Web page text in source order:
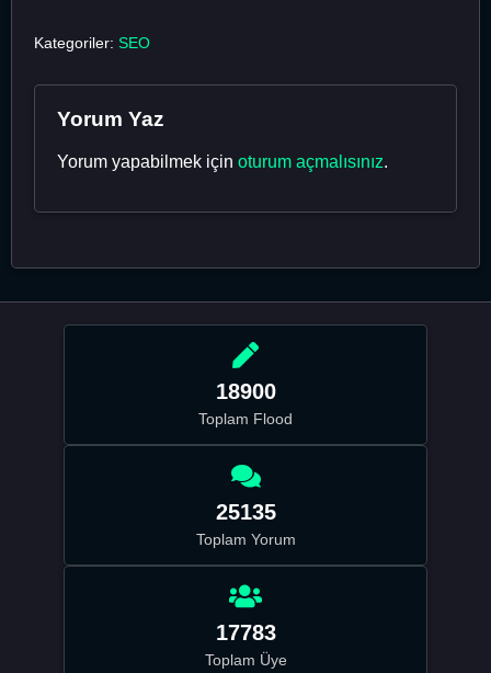
Kategoriler: SEO
Yorum Yaz
Yorum yapabilmek için oturum açmalısınız.
18900
Toplam Flood
25135
Toplam Yorum
17783
Toplam Üye